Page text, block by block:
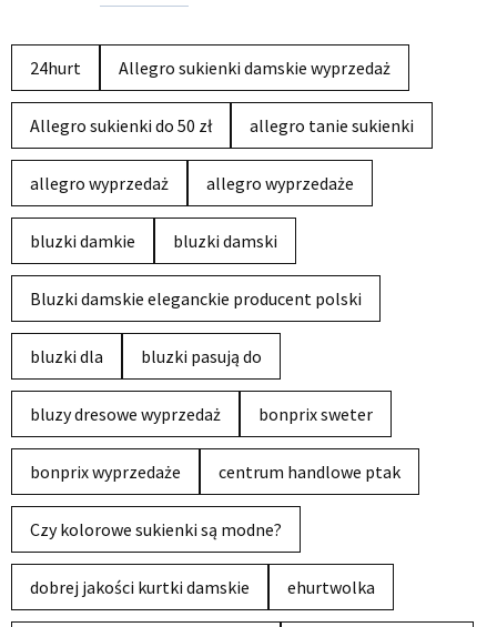
24hurt Allegro sukienki damskie wyprzedaż
Allegro sukienki do 50 zł allegro tanie sukienki
allegro wyprzedaż allegro wyprzedaże
bluzki damkie bluzki damski
Bluzki damskie eleganckie producent polski
bluzki dla bluzki pasują do
bluzy dresowe wyprzedaż bonprix sweter
bonprix wyprzedaże centrum handlowe ptak
Czy kolorowe sukienki są modne?
dobrej jakości kurtki damskie ehurtwolka